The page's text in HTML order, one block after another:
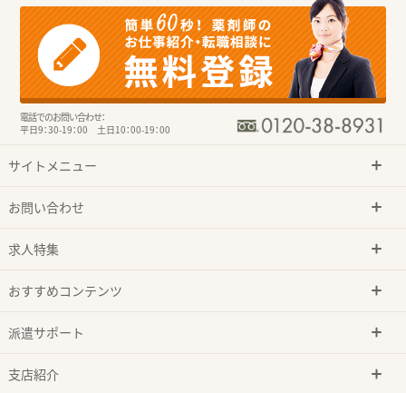
電話でのお問い合わせ：
平日9：30-19：00 土日10：00-19：00
サイトメニュー
お問い合わせ
求人特集
おすすめコンテンツ
派遣サポート
支店紹介